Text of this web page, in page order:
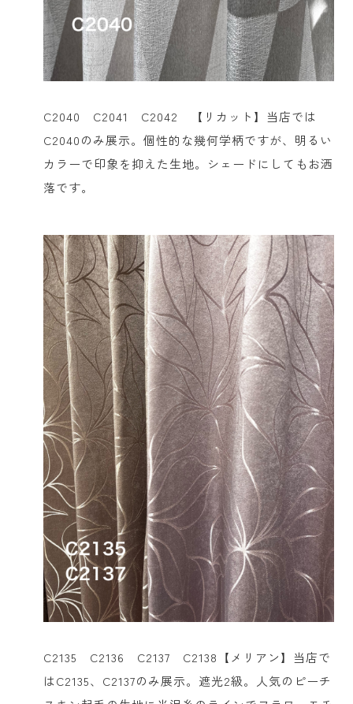
C2040 C2041 C2042 【リカット】当店では
C2040のみ展示。個性的な幾何学柄ですが、明るい
カラーで印象を抑えた生地。シェードにしてもお洒
落です。
C2135 C2136 C2137 C2138【メリアン】当店で
はC2135、C2137のみ展示。遮光2級。人気のピーチ